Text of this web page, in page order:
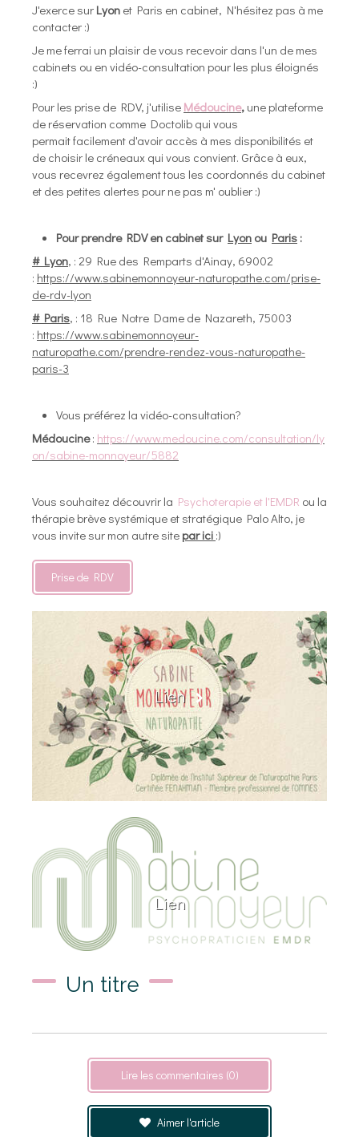
J'exerce sur Lyon et Paris en cabinet, N'hésitez pas à me
contacter :)
Je me ferrai un plaisir de vous recevoir dans l'un de mes
cabinets ou en vidéo-consultation pour les plus éloignés
:)
Pour les prise de RDV, j'utilise Médoucine, une plateforme
de réservation comme Doctolib qui vous
permait facilement d'avoir accès à mes disponibilités et
de choisir le créneaux qui vous convient. Grâce à eux,
vous recevrez également tous les coordonnés du cabinet
et des petites alertes pour ne pas m' oublier :)
Pour prendre RDV en cabinet sur Lyon ou Paris :
# Lyon, : 29 Rue des Remparts d'Ainay, 69002
: https://www.sabinemonnoyeur-naturopathe.com/prise-
de-rdv-lyon
# Paris, : 18 Rue Notre Dame de Nazareth, 75003
: https://www.sabinemonnoyeur-
naturopathe.com/prendre-rendez-vous-naturopathe-
paris-3
Vous préférez la vidéo-consultation?
Médoucine: https://www.medoucine.com/consultation/ly
on/sabine-monnoyeur/5882
Vous souhaitez découvrir la Psychoterapie et l'EMDR ou la
thérapie brève systémique et stratégique Palo Alto, je
vous invite sur mon autre site par ici :)
Prise de RDV
Lien
Lien
Un titre
Lire les commentaires (0)
Aimer l'article